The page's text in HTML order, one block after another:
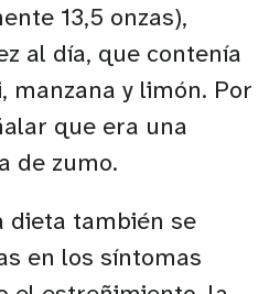
13,5 onzas),
al día, que contenía
manzana y limón. Por
que era una
de zumo.
dieta también se
en los síntomas